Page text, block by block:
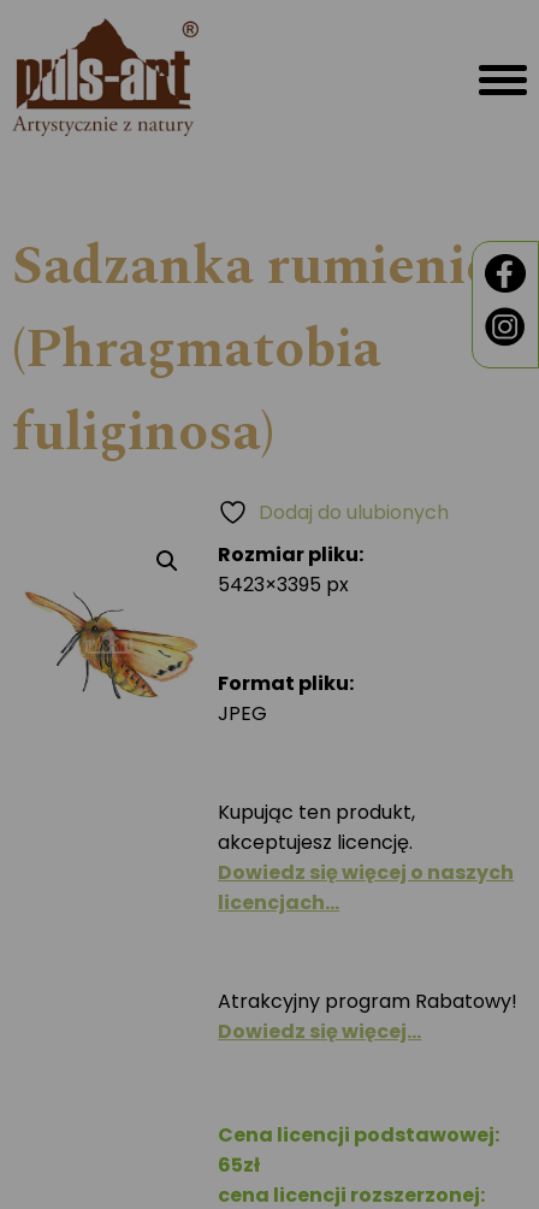
Sadzanka rumienica
(Phragmatobia
fuliginosa)
Rozmiar pliku:
5423×3395 px
Format pliku:
JPEG
Kupując ten produkt,
akceptujesz licencję.
Dowiedz się więcej o naszych
licencjach…
Atrakcyjny program Rabatowy!
Dowiedz się więcej…
Cena licencji podstawowej:
65zł
cena licencji rozszerzonej:
Dodaj do ulubionych